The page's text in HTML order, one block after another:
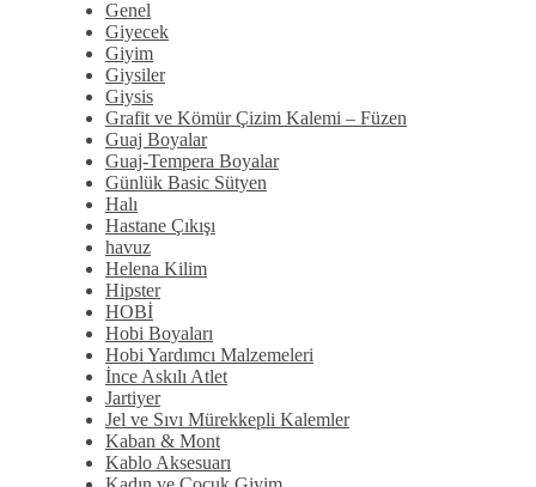
Genel
Giyecek
Giyim
Giysiler
Giysis
Grafit ve Kömür Çizim Kalemi – Füzen
Guaj Boyalar
Guaj-Tempera Boyalar
Günlük Basic Sütyen
Halı
Hastane Çıkışı
havuz
Helena Kilim
Hipster
HOBİ
Hobi Boyaları
Hobi Yardımcı Malzemeleri
İnce Askılı Atlet
Jartiyer
Jel ve Sıvı Mürekkepli Kalemler
Kaban & Mont
Kablo Aksesuarı